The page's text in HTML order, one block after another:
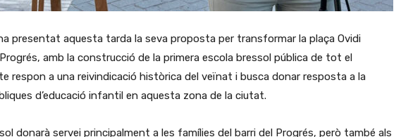
presentat aquesta tarda la seva proposta per transformar la plaça Ovidi
amb la construcció de la primera escola bressol pública de tot el
respon a una reivindicació històrica del veïnat i busca donar resposta a la
d’educació infantil en aquesta zona de la ciutat.
donarà servei principalment a les famílies del barri del Progrés, però també als